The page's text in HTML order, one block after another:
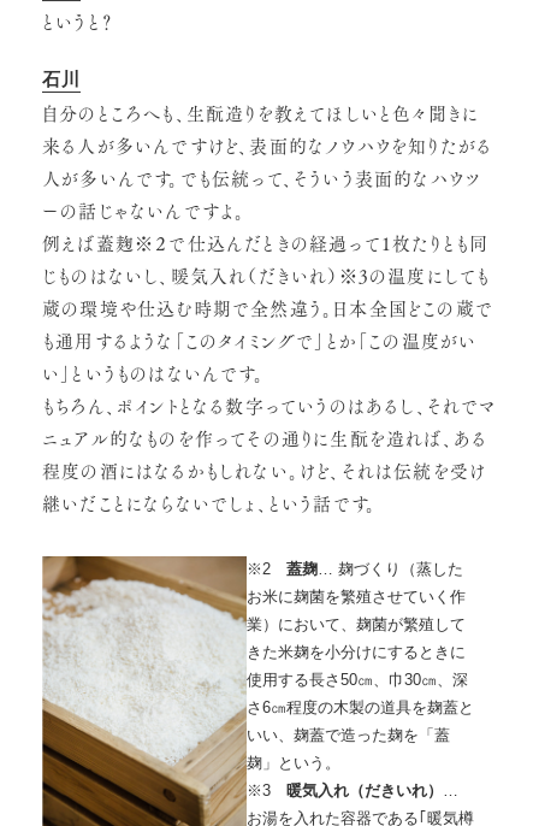
というと？
石川
自分のところへも、生酛造りを教えてほしいと色々聞きに
来る人が多いんですけど、表面的なノウハウを知りたがる
人が多いんです。でも伝統って、そういう表面的なハウツ
ーの話じゃないんですよ。
例えば蓋麹※２で仕込んだときの経過って1枚たりとも同
じものはないし、暖気入れ（だきいれ）※3の温度にしても
蔵の環境や仕込む時期で全然違う。日本全国どこの蔵で
も通用するような「このタイミングで」とか「この温度がい
い」というものはないんです。
もちろん、ポイントとなる数字っていうのはあるし、それでマ
ニュアル的なものを作ってその通りに生酛を造れば、ある
程度の酒にはなるかもしれない。けど、それは伝統を受け
継いだことにならないでしょ、という話です。
※2蓋麹… 麹づくり（蒸した
お米に麹菌を繁殖させていく作
業）において、麹菌が繁殖して
きた米麹を小分けにするときに
使用する長さ50㎝、巾30㎝、深
さ6㎝程度の木製の道具を麹蓋と
いい、麹蓋で造った麹を「蓋
麹」という。
※3暖気入れ（だきいれ） …
お湯を入れた容器である｢暖気樽